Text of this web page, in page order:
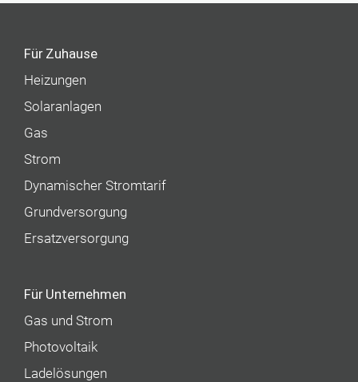
Für Zuhause
Heizungen
Solaranlagen
Gas
Strom
Dynamischer Stromtarif
Grundversorgung
Ersatzversorgung
Für Unternehmen
Gas und Strom
Photovoltaik
Ladelösungen